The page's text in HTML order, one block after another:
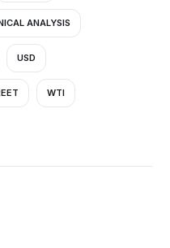
ANALYSIS
USD
WTI